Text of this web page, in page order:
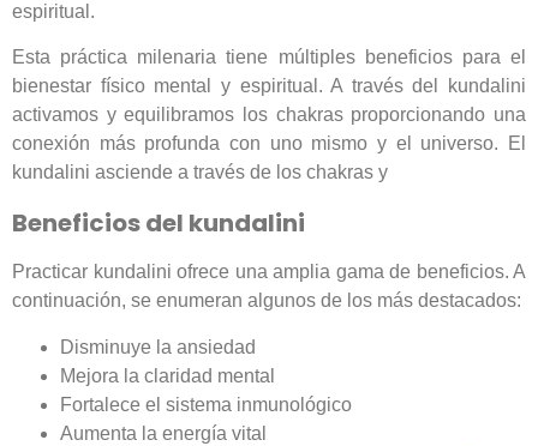
espiritual.
Esta práctica milenaria tiene múltiples beneficios para el
bienestar físico mental y espiritual. A través del kundalini
activamos y equilibramos los chakras proporcionando una
conexión más profunda con uno mismo y el universo. El
kundalini asciende a través de los chakras y
Beneficios del kundalini
Practicar kundalini ofrece una amplia gama de beneficios. A
continuación, se enumeran algunos de los más destacados:
Disminuye la ansiedad
Mejora la claridad mental
Fortalece el sistema inmunológico
Aumenta la energía vital